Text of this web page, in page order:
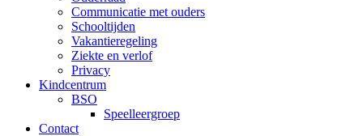
Communicatie met ouders
Schooltijden
Vakantieregeling
Ziekte en verlof
Privacy
Kindcentrum
BSO
Speelleergroep
Contact